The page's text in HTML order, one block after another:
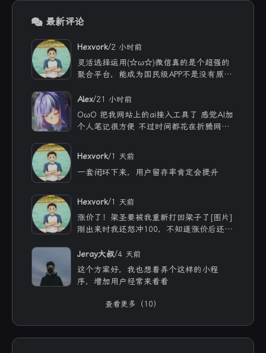
最新评论
Hexvork/2 小时前
灵活选择运用(☆ω☆)微信真的是个超强的
聚合平台，能成为国民级APP不是没有原因
Alex/21 小时前
OωO 把我网站上的ai接入工具了 感觉AI加
个人笔记很方便 不过时间都花在折腾网站
只有我自己使用 网站没没什么浏览量😢
Hexvork/1 天前
一套闭环下来，用户留存率肯定会提升
Hexvork/1 天前
涨价了！梁圣要被我重新打回梁子了[图片]
刚出来时我还怒冲100，不知道涨价后还能
Jeray大叔/4 天前
这个方案好，我也想着弄个这样的小程
序，增加用户经常来看看
查看更多（10）